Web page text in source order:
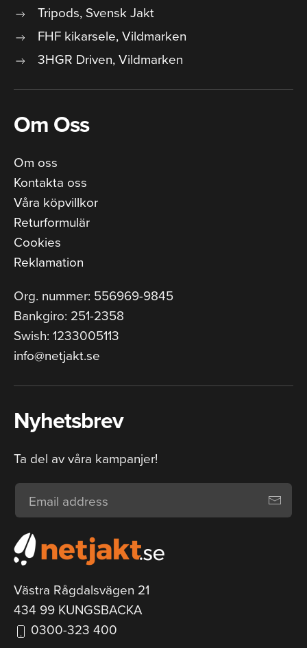
Tripods, Svensk Jakt
FHF kikarsele, Vildmarken
3HGR Driven, Vildmarken
Om Oss
Om oss
Kontakta oss
Våra köpvillkor
Returformulär
Cookies
Reklamation
Org. nummer: 556969-9845
Bankgiro: 251-2358
Swish: 1233005113
info@netjakt.se
Nyhetsbrev
Ta del av våra kampanjer!
Västra Rågdalsvägen 21
434 99 KUNGSBACKA
0300-323 400